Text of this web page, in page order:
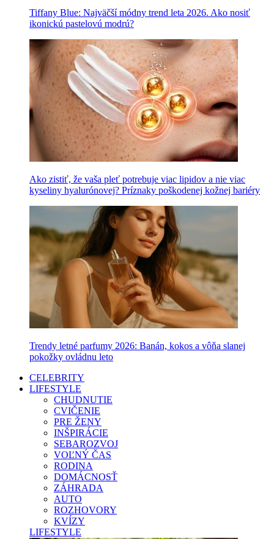
Tiffany Blue: Najväčší módny trend leta 2026. Ako nosiť
ikonickú pastelovú modrú?
Ako zistiť, že vaša pleť potrebuje viac lipidov a nie viac
kyseliny hyalurónovej? Príznaky poškodenej kožnej bariéry
Trendy letné parfumy 2026: Banán, kokos a vôňa slanej
pokožky ovládnu leto
CELEBRITY
LIFESTYLE
CHUDNUTIE
CVIČENIE
PRE ŽENY
INŠPIRÁCIE
SEBAROZVOJ
VOĽNÝ ČAS
RODINA
DOMÁCNOSŤ
ZÁHRADA
AUTO
ROZHOVORY
KVÍZY
LIFESTYLE